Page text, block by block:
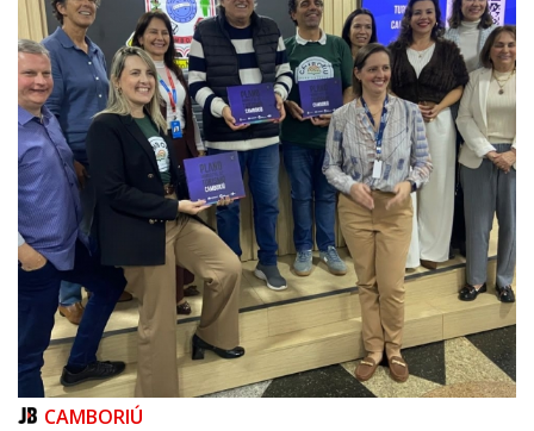
BALNEÁRIO CAMBORIÚ
CAMBORIÚ